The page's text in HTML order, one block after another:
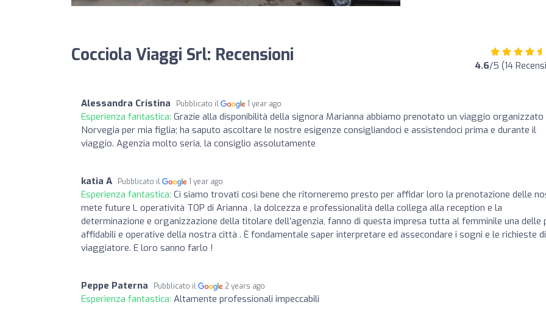
Cocciola Viaggi Srl: Recensioni 4.6/5 (14
Alessandra Cristina Pubblicato il 1 year ago
Esperienza fantastica: Grazie alla disponibilità della signora Marianna abbiamo prenotato un viaggio organizzato
Norvegia per mia figlia; ha saputo ascoltare le nostre esigenze consigliandoci e assistendoci prima e durante il
viaggio. Agenzia molto seria, la consiglio assolutamente
katia A Pubblicato il 1 year ago
Esperienza fantastica: Ci siamo trovati così bene che ritorneremo presto per affidar loro la prenotazione delle
mete future L operatività TOP di Arianna , la dolcezza e professionalità della collega alla reception e la
determinazione e organizzazione della titolare dell’agenzia, fanno di questa impresa tutta al femminile una delle
affidabili e operative della nostra città . È fondamentale saper interpretare ed assecondare i sogni e le richieste
viaggiatore. E loro sanno farlo !
Peppe Paterna Pubblicato il 2 years ago
Esperienza fantastica: Altamente professionali impeccabili